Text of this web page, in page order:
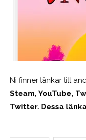
Ni finner länkar till
Steam, YouTube,
Twitter. Dessa